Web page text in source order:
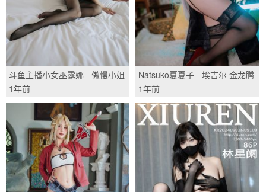
斗鱼主播小女巫露娜 - 傲慢小姐
姐/(63P)
1年前
Natsuko夏夏子 - 埃吉尔 金龙腾
祥云/(30P)
1年前